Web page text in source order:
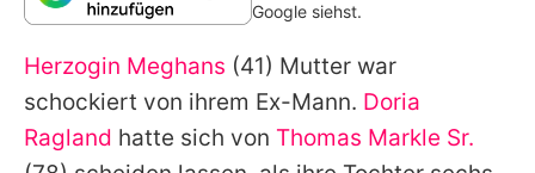
Redaktionelle Richtlinien
Impressum
Datenschutzerklärung
Nutzungsbedingungen
Google siehst.
Herzogin Meghans (41) Mutter war
schockiert von ihrem Ex-Mann. Doria
Ragland hatte sich von Thomas Markle Sr.